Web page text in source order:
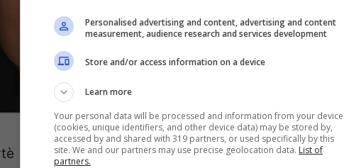
Personalised advertising and content, advertising and content
measurement, audience research and services development
Store and/or access information on a device
Learn more
Your personal data will be processed and information from your device
(cookies, unique identifiers, and other device data) may be stored by,
accessed by and shared with 319 partners, or used specifically by this
site. We and our partners may use precise geolocation data. List of
partners.